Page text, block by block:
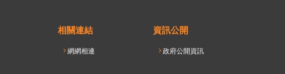
相關連結
網網相連
資訊公開
政府公開資訊